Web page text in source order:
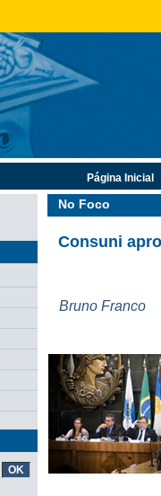
No Foco
Consuni
Bruno Franco
Página Inicial